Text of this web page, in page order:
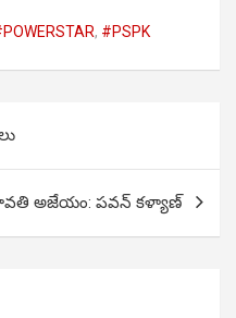
, #PSPK
అజేయం: పవన్ కళ్యాణ్